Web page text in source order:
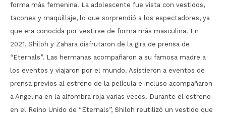
forma más femenina. La adolescente fue vista con vestidos,
tacones y maquillaje, lo que sorprendió a los espectadores, ya
que era conocida por vestirse de forma más masculina. En
2021, Shiloh y Zahara disfrutaron de la gira de prensa de
“Eternals”. Las hermanas acompañaron a su famosa madre a
los eventos y viajaron por el mundo. Asistieron a eventos de
prensa previos al estreno de la película e incluso acompañaron
a Angelina en la alfombra roja varias veces. Durante el estreno
en el Reino Unido de “Eternals”, Shiloh reutilizó un vestido que